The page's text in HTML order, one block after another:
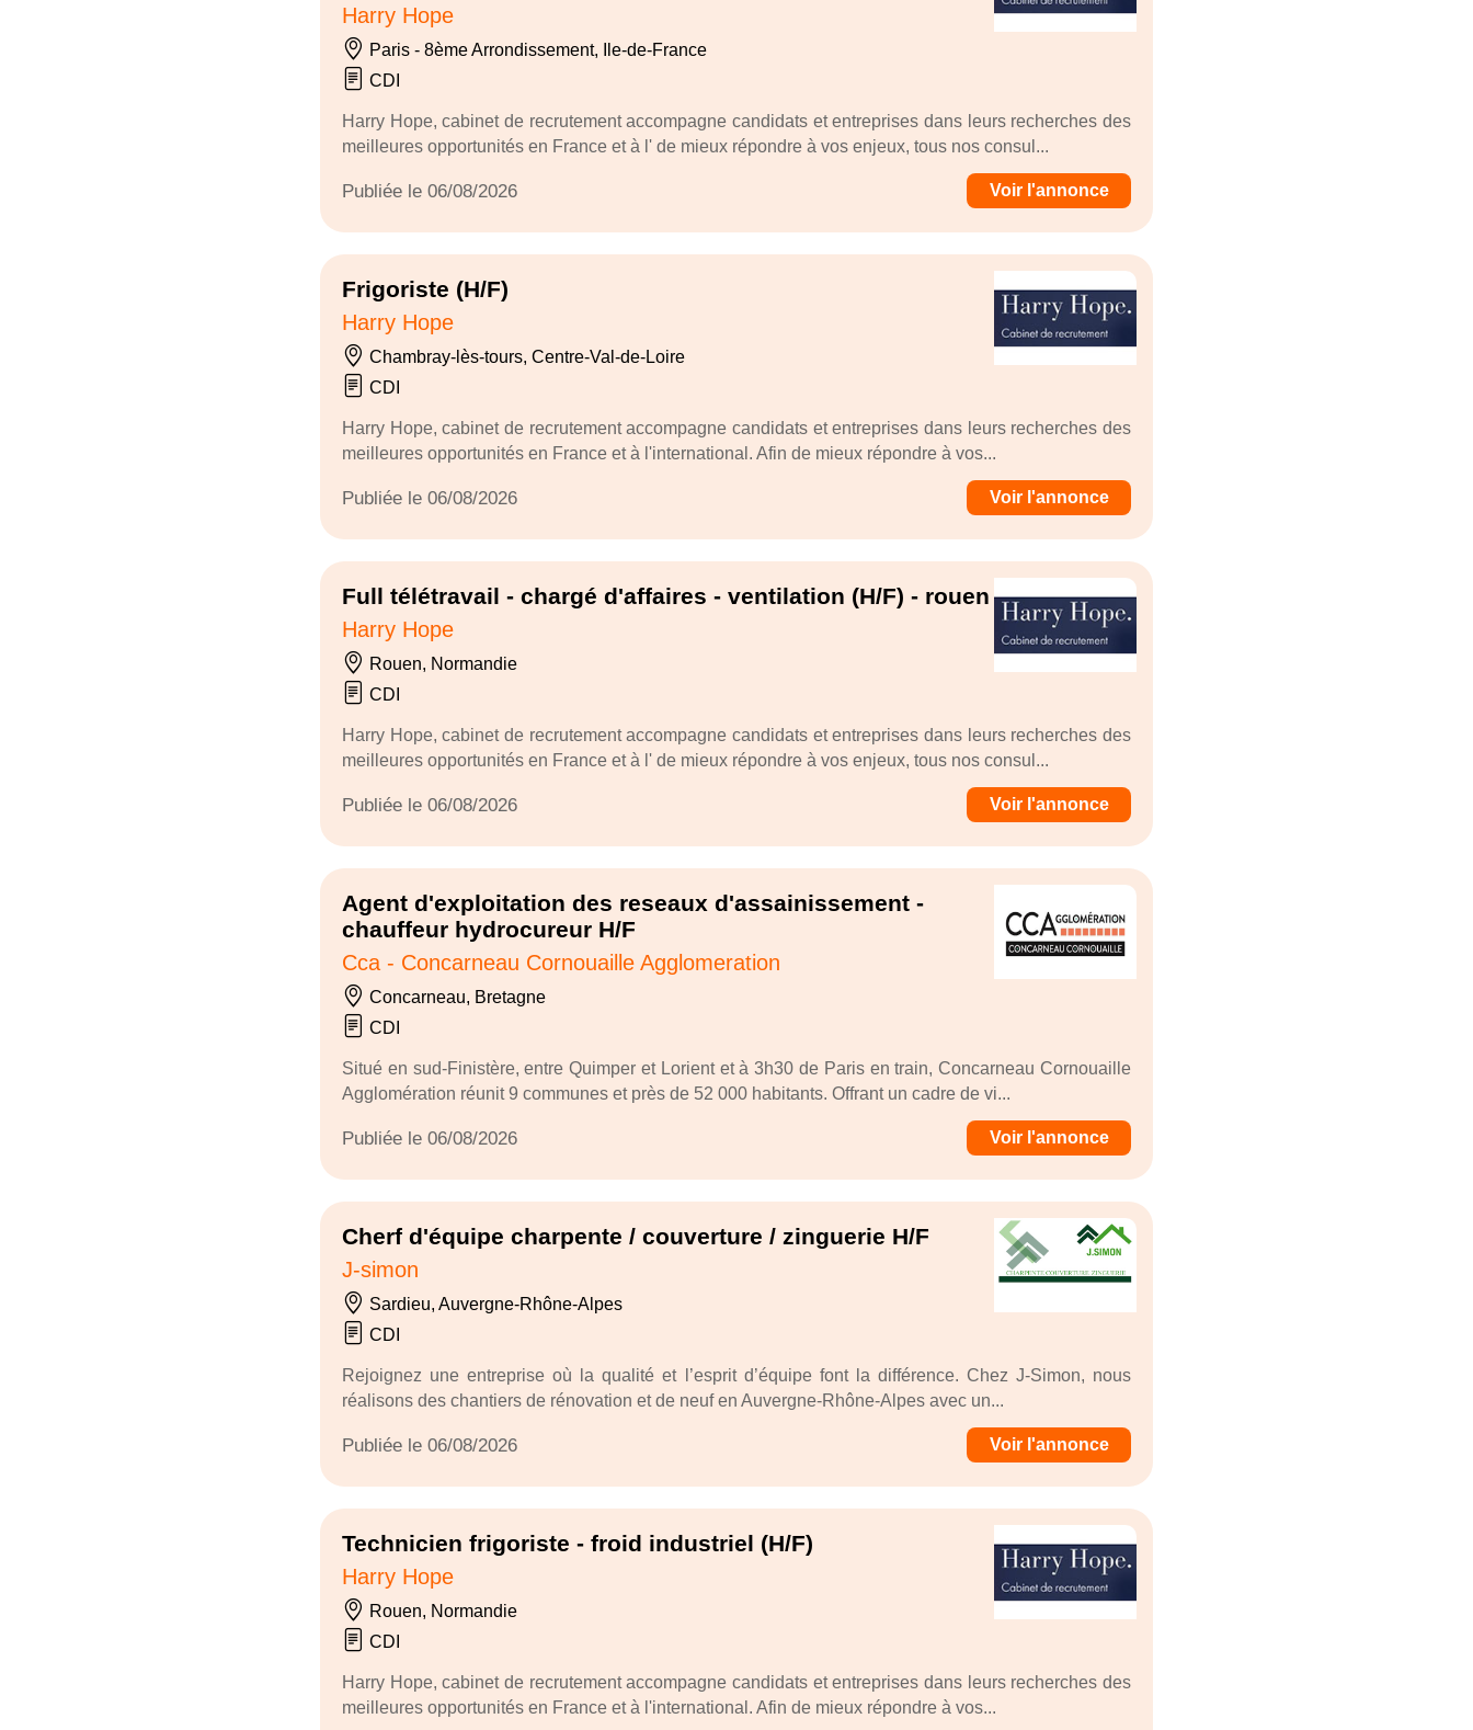
Harry Hope
Paris - 8ème Arrondissement, Ile-de-France
CDI
Harry Hope, cabinet de recrutement accompagne candidats et entreprises dans leurs recherches des
meilleures opportunités en France et à l' de mieux répondre à vos enjeux, tous nos consul...
Publiée le 06/08/2026 Voir l'annonce
Frigoriste (H/F)
Harry Hope
Chambray-lès-tours, Centre-Val-de-Loire
CDI
Harry Hope, cabinet de recrutement accompagne candidats et entreprises dans leurs recherches des
meilleures opportunités en France et à l'international. Afin de mieux répondre à vos...
Publiée le 06/08/2026 Voir l'annonce
Full télétravail - chargé d'affaires - ventilation (H/F) - rouen
Harry Hope
Rouen, Normandie
CDI
Harry Hope, cabinet de recrutement accompagne candidats et entreprises dans leurs recherches des
meilleures opportunités en France et à l' de mieux répondre à vos enjeux, tous nos consul...
Publiée le 06/08/2026 Voir l'annonce
Agent d'exploitation des reseaux d'assainissement -
chauffeur hydrocureur H/F
Cca - Concarneau Cornouaille Agglomeration
Concarneau, Bretagne
CDI
Situé en sud-Finistère, entre Quimper et Lorient et à 3h30 de Paris en train, Concarneau Cornouaille
Agglomération réunit 9 communes et près de 52 000 habitants. Offrant un cadre de vi...
Publiée le 06/08/2026 Voir l'annonce
Cherf d'équipe charpente / couverture / zinguerie H/F
J-simon
Sardieu, Auvergne-Rhône-Alpes
CDI
Rejoignez une entreprise où la qualité et l’esprit d’équipe font la différence. Chez J-Simon, nous
réalisons des chantiers de rénovation et de neuf en Auvergne-Rhône-Alpes avec un...
Publiée le 06/08/2026 Voir l'annonce
Technicien frigoriste - froid industriel (H/F)
Harry Hope
Rouen, Normandie
CDI
Harry Hope, cabinet de recrutement accompagne candidats et entreprises dans leurs recherches des
meilleures opportunités en France et à l'international. Afin de mieux répondre à vos...